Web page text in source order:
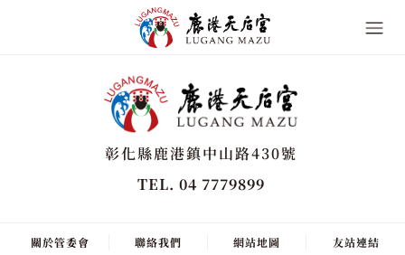
彰化縣鹿港鎮中山路430號
TEL. 04 7779899
關於管委會 聯絡我們 網站地圖 友站連結